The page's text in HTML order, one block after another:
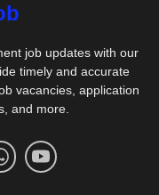
job updates with our
timely and accurate
vacancies, application
and more.